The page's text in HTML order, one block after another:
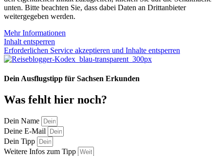
unten. Bitte beachten Sie, dass dabei Daten an Drittanbieter
weitergegeben werden.
Mehr Informationen
Inhalt entsperren
Erforderlichen Service akzeptieren und Inhalte entsperren
Dein Ausflugstipp für Sachsen Erkunden
Was fehlt hier noch?
Dein Name
Deine E-Mail
Dein Tipp
Weitere Infos zum Tipp